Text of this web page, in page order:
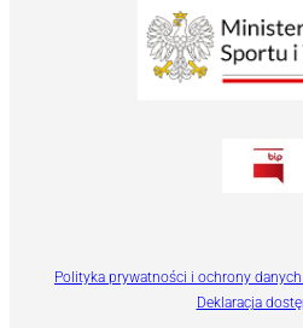
Polityka prywatności i ochrony
Deklaracja